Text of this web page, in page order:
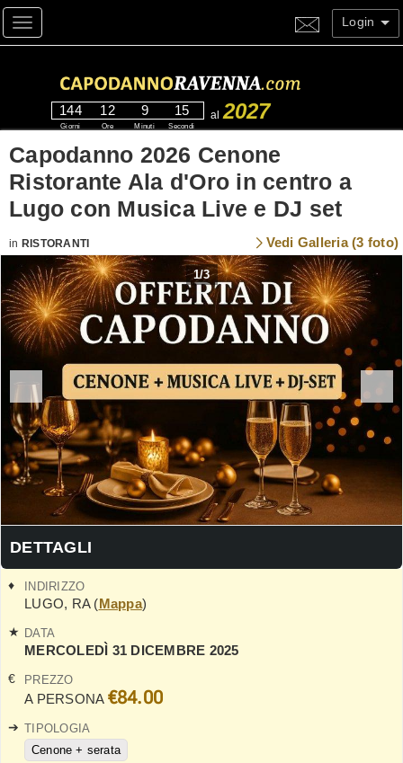
Toggle navigation Login
144
Giorni
12
Ore
9
Minuti
15
Secondi
al 2027
Capodanno 2026 Cenone
Ristorante Ala d'Oro in centro a
Lugo con Musica Live e DJ set
in RISTORANTI Vedi Galleria (3 foto)
1/3
DETTAGLI
INDIRIZZO
LUGO, RA(Mappa)
DATA
MERCOLEDÌ 31 DICEMBRE 2025
PREZZO
A PERSONA €84.00
TIPOLOGIA
Cenone + serata